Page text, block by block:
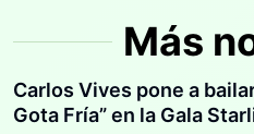
Más
Carlos Vives pone a
Gota Fría” en la Gala